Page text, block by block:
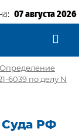
07 августа 2026
Определение
6039 по делу N
Суда РФ